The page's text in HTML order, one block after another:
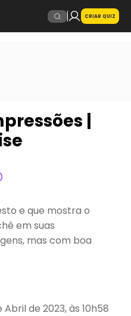
CRIAR QUIZ
|
e que mostra o
em suas
mas com boa
de 2023, às 10h58